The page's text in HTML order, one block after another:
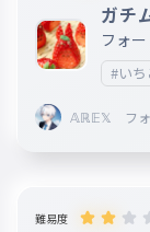
ガチ
フォ
#い
𝔸ℝ𝔼𝕏 フォ
難易度